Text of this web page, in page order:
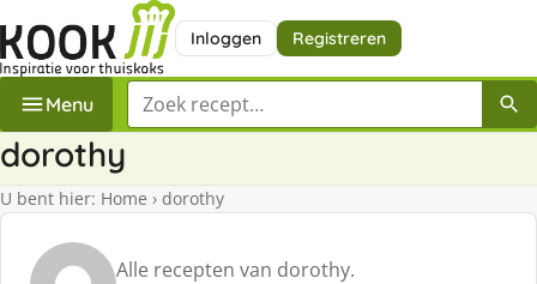
Inloggen Registreren
Menu Zoek een recept
dorothy
U bent hier: Home › dorothy
Alle recepten van dorothy.